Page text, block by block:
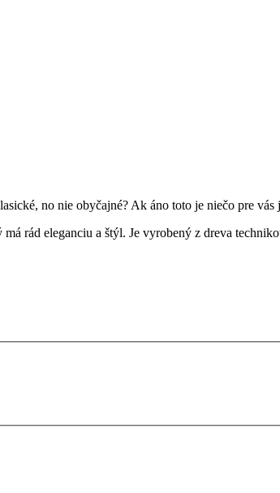
no nie obyčajné? Ak áno toto je niečo pre vás
rád eleganciu a štýl. Je vyrobený z dreva